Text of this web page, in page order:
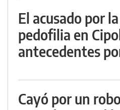
El acusado por
pedofilia en
antecedentes
Cayó por un